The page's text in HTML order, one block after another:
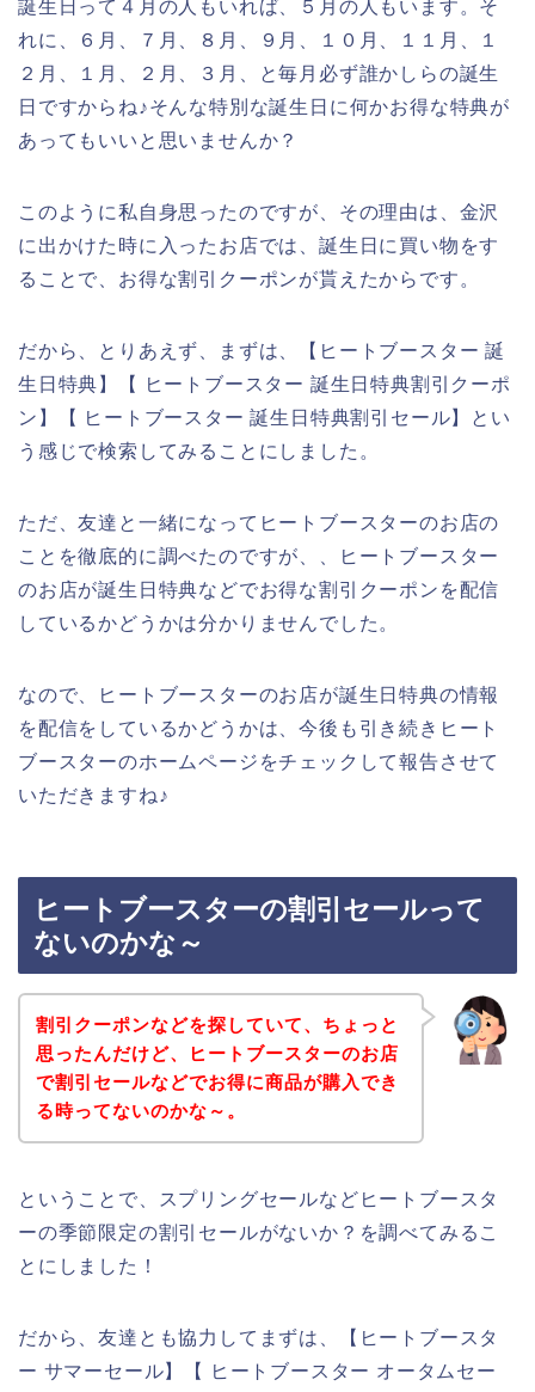
誕生日って４月の人もいれば、５月の人もいます。そ
れに、６月、７月、８月、９月、１０月、１１月、１
２月、１月、２月、３月、と毎月必ず誰かしらの誕生
日ですからね♪そんな特別な誕生日に何かお得な特典が
あってもいいと思いませんか？
このように私自身思ったのですが、その理由は、金沢
に出かけた時に入ったお店では、誕生日に買い物をす
ることで、お得な割引クーポンが貰えたからです。
だから、とりあえず、まずは、【ヒートブースター 誕
生日特典】【 ヒートブースター 誕生日特典割引クーポ
ン】【 ヒートブースター 誕生日特典割引セール】とい
う感じで検索してみることにしました。
ただ、友達と一緒になってヒートブースターのお店の
ことを徹底的に調べたのですが、、ヒートブースター
のお店が誕生日特典などでお得な割引クーポンを配信
しているかどうかは分かりませんでした。
なので、ヒートブースターのお店が誕生日特典の情報
を配信をしているかどうかは、今後も引き続きヒート
ブースターのホームページをチェックして報告させて
いただきますね♪
ヒートブースターの割引セールって
ないのかな～
割引クーポンなどを探していて、ちょっと
思ったんだけど、ヒートブースターのお店
で割引セールなどでお得に商品が購入でき
る時ってないのかな～。
ということで、スプリングセールなどヒートブースタ
ーの季節限定の割引セールがないか？を調べてみるこ
とにしました！
だから、友達とも協力してまずは、【ヒートブースタ
ー サマーセール】【 ヒートブースター オータムセー